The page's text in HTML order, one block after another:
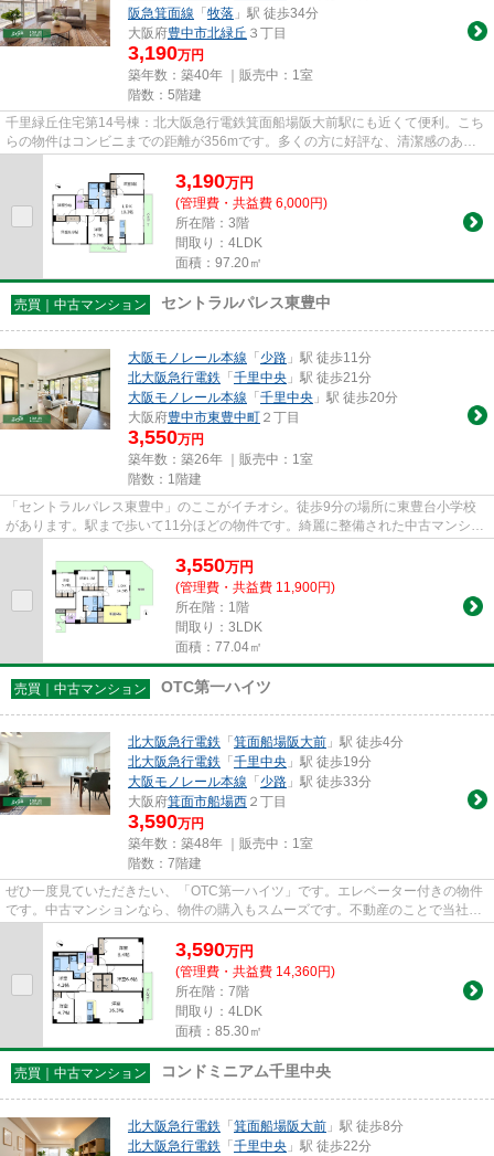
阪急箕面線 「 牧落 」駅 徒歩34分
大阪府豊中市北緑丘 ３丁目
3,190万円
築年数：築40年 ｜販売中： 1室
階数：5階建
千里緑丘住宅第14号棟：北大阪急行電鉄箕面船場阪大前駅にも近くて便利。こち
らの物件はコンビニまでの距離が356mです。多くの方に好評な、清潔感のある
3,190万円
(管理費・共益費 6,000円)
所在階：3階
間取り：4LDK
面積：97.20㎡
売買｜中古マンション セントラルパレス東豊中
大阪モノレール本線 「 少路 」駅 徒歩11分
北大阪急行電鉄 「 千里中央 」駅 徒歩21分
大阪モノレール本線 「 千里中央 」駅 徒歩20分
大阪府豊中市東豊中町 ２丁目
3,550万円
築年数：築26年 ｜販売中： 1室
階数：1階建
「セントラルパレス東豊中」のここがイチオシ。徒歩9分の場所に東豊台小学校
があります。駅まで歩いて11分ほどの物件です。綺麗に整備された中古マンショ
3,550万円
(管理費・共益費 11,900円)
所在階：1階
間取り：3LDK
面積：77.04㎡
売買｜中古マンション OTC第一ハイツ
北大阪急行電鉄 「 箕面船場阪大前 」駅 徒歩4分
北大阪急行電鉄 「 千里中央 」駅 徒歩19分
大阪モノレール本線 「 少路 」駅 徒歩33分
大阪府箕面市船場西 ２丁目
3,590万円
築年数：築48年 ｜販売中： 1室
階数：7階建
ぜひ一度見ていただきたい、「OTC第一ハイツ」です。エレベーター付きの物件
です。中古マンションなら、物件の購入もスムーズです。不動産のことで当社に
3,590万円
(管理費・共益費 14,360円)
所在階：7階
間取り：4LDK
面積：85.30㎡
売買｜中古マンション コンドミニアム千里中央
北大阪急行電鉄 「 箕面船場阪大前 」駅 徒歩8分
北大阪急行電鉄 「 千里中央 」駅 徒歩22分